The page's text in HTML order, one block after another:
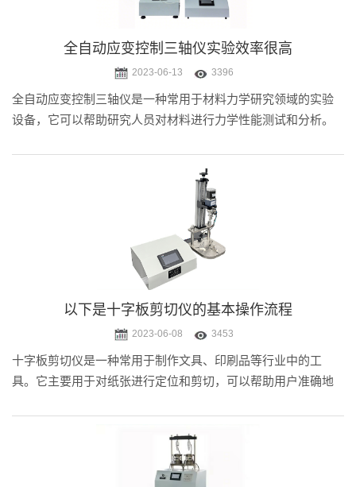
全自动应变控制三轴仪实验效率很高
2023-06-13 3396
全自动应变控制三轴仪是一种常用于材料力学研究领域的实验
设备，它可以帮助研究人员对材料进行力学性能测试和分析。
以下是十字板剪切仪的基本操作流程
2023-06-08 3453
十字板剪切仪是一种常用于制作文具、印刷品等行业中的工
具。它主要用于对纸张进行定位和剪切，可以帮助用户准确地